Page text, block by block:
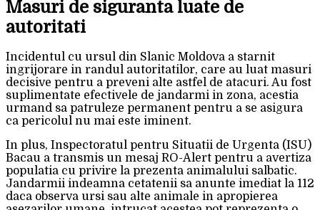
Masuri de siguranta luate de
autoritati
Incidentul cu ursul din Slanic Moldova a starnit
ingrijorare in randul autoritatilor, care au luat masuri
decisive pentru a preveni alte astfel de atacuri. Au fost
suplimentate efectivele de jandarmi in zona, acestia
urmand sa patruleze permanent pentru a se asigura
ca pericolul nu mai este iminent.
In plus, Inspectoratul pentru Situatii de Urgenta (ISU)
Bacau a transmis un mesaj RO-Alert pentru a avertiza
populatia cu privire la prezenta animalului salbatic.
Jandarmii indeamna cetatenii sa anunte imediat la 112
daca observa ursi sau alte animale in apropierea